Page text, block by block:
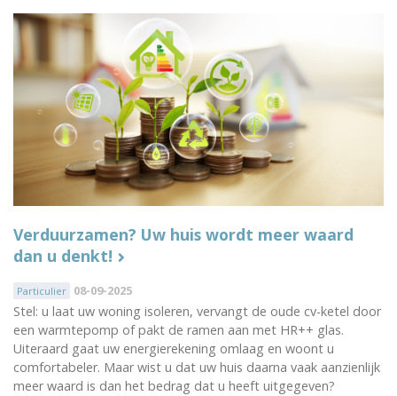
Verduurzamen? Uw huis wordt meer waard
dan u denkt!
Particulier 08-09-2025
Stel: u laat uw woning isoleren, vervangt de oude cv-ketel door
een warmtepomp of pakt de ramen aan met HR++ glas.
Uiteraard gaat uw energierekening omlaag en woont u
comfortabeler. Maar wist u dat uw huis daarna vaak aanzienlijk
meer waard is dan het bedrag dat u heeft uitgegeven?